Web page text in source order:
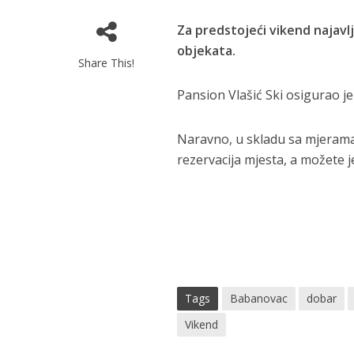
Share This!
Za predstojeći vikend
objekata.
Pansion Vlašić Ski osigurao
Naravno, u skladu sa
rezervacija mjesta, a možete
Tags Babanovac
dobar
Vikend